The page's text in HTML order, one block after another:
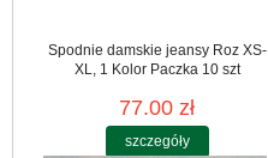
Spodnie damskie jeansy Roz XS-
XL, 1 Kolor Paczka 10 szt
77.00 zł
szczegóły